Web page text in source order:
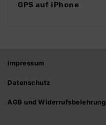
GPS auf iPhone
Impressum
Datenschutz
AGB und Widerrufsbelehrung